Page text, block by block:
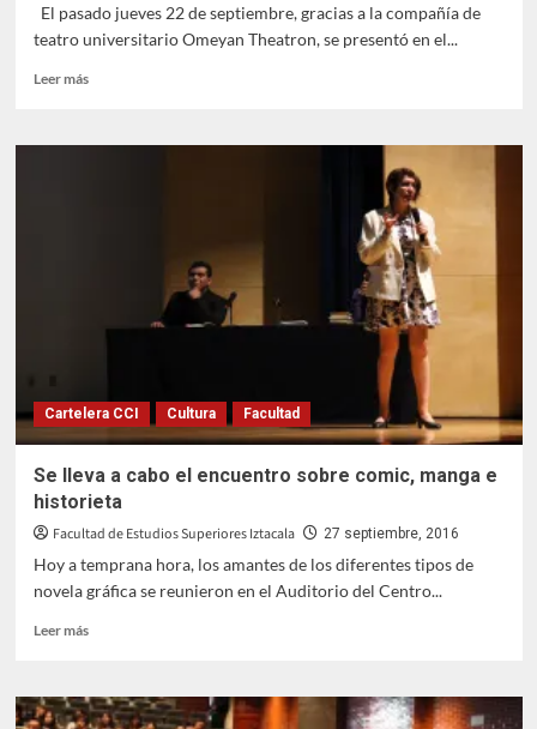
El pasado jueves 22 de septiembre, gracias a la compañía de
teatro universitario Omeyan Theatron, se presentó en el...
Leer másLeer
Omeyan
Cartelera CCI Cultura Facultad
Se lleva a cabo el encuentro sobre comic, manga e
historieta
Facultad de Estudios Superiores Iztacala 27 septiembre, 2016
Hoy a temprana hora, los amantes de los diferentes tipos de
novela gráfica se reunieron en el Auditorio del Centro...
Leer másLeer
Se
lleva